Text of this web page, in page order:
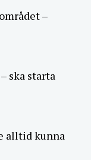
–
ska starta
alltid kunna